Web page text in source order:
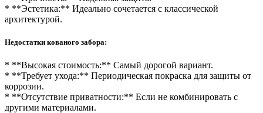
* **Эстетика:** Идеально сочетается с классической
архитектурой.
Недостатки кованого забора:
* **Высокая стоимость:** Самый дорогой вариант.
* **Требует ухода:** Периодическая покраска для защиты от
коррозии.
* **Отсутствие приватности:** Если не комбинировать с
другими материалами.